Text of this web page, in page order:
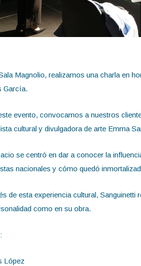
Magnolio, realizamos una charla en
García.
evento, convocamos a nuestros
cultural y divulgadora de arte Emma
se centró en dar a conocer la
nacionales y cómo quedó
de esta experiencia cultural,
como en su obra.
López